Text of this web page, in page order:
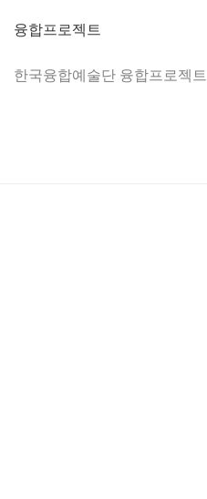
융합프로젝트
한국융합예술단 융합프로젝트